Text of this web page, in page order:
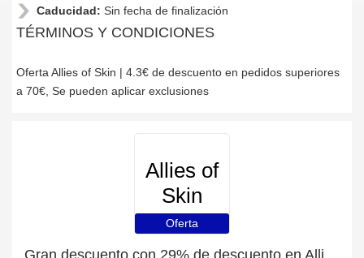
Caducidad: Sin fecha de finalización
TÉRMINOS Y CONDICIONES
Oferta Allies of Skin | 4.3€ de descuento en pedidos superiores
a 70€, Se pueden aplicar exclusiones
Allies of
Skin
Oferta
Gran descuento con 29% de descuento en Allies of Skin